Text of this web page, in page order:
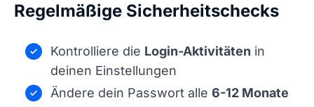
Regelmäßige Sicherheitschecks
Kontrolliere die Login-Aktivitäten in
deinen Einstellungen
Ändere dein Passwort alle 6-12 Monate